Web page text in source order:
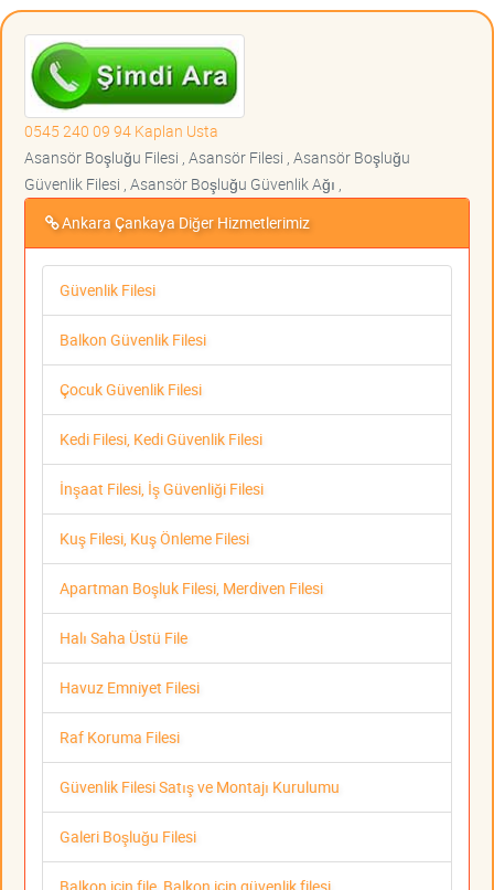
0545 240 09 94 Kaplan Usta
Asansör Boşluğu Filesi , Asansör Filesi , Asansör Boşluğu
Güvenlik Filesi , Asansör Boşluğu Güvenlik Ağı ,
Ankara Çankaya Diğer Hizmetlerimiz
Güvenlik Filesi
Balkon Güvenlik Filesi
Çocuk Güvenlik Filesi
Kedi Filesi, Kedi Güvenlik Filesi
İnşaat Filesi, İş Güvenliği Filesi
Kuş Filesi, Kuş Önleme Filesi
Apartman Boşluk Filesi, Merdiven Filesi
Halı Saha Üstü File
Havuz Emniyet Filesi
Raf Koruma Filesi
Güvenlik Filesi Satış ve Montajı Kurulumu
Galeri Boşluğu Filesi